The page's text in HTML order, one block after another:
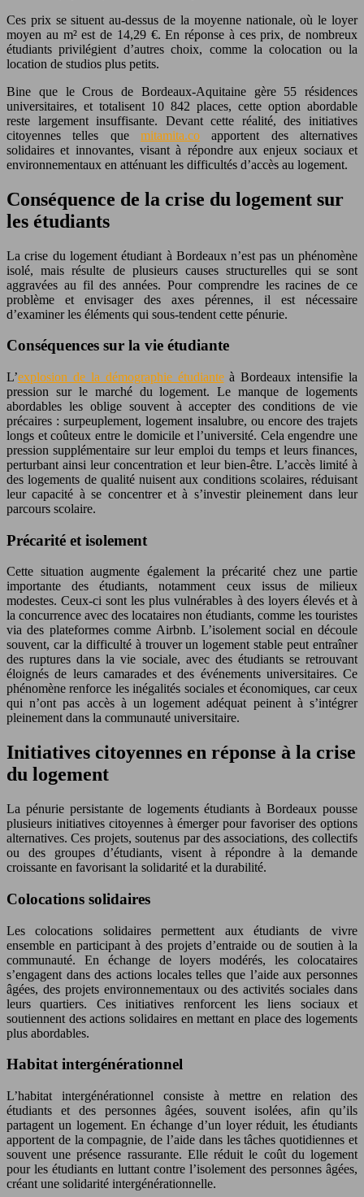
Ces prix se situent au-dessus de la moyenne nationale, où le loyer
moyen au m² est de 14,29 €. En réponse à ces prix, de nombreux
étudiants privilégient d’autres choix, comme la colocation ou la
location de studios plus petits.
Bine que le Crous de Bordeaux-Aquitaine gère 55 résidences
universitaires, et totalisent 10 842 places, cette option abordable
reste largement insuffisante. Devant cette réalité, des initiatives
citoyennes telles que mitamita.co apportent des alternatives
solidaires et innovantes, visant à répondre aux enjeux sociaux et
environnementaux en atténuant les difficultés d’accès au logement.
Conséquence de la crise du logement sur
les étudiants
La crise du logement étudiant à Bordeaux n’est pas un phénomène
isolé, mais résulte de plusieurs causes structurelles qui se sont
aggravées au fil des années. Pour comprendre les racines de ce
problème et envisager des axes pérennes, il est nécessaire
d’examiner les éléments qui sous-tendent cette pénurie.
Conséquences sur la vie étudiante
L’explosion de la démographie étudianteà Bordeaux intensifie la
pression sur le marché du logement. Le manque de logements
abordables les oblige souvent à accepter des conditions de vie
précaires : surpeuplement, logement insalubre, ou encore des trajets
longs et coûteux entre le domicile et l’université. Cela engendre une
pression supplémentaire sur leur emploi du temps et leurs finances,
perturbant ainsi leur concentration et leur bien-être. L’accès limité à
des logements de qualité nuisent aux conditions scolaires, réduisant
leur capacité à se concentrer et à s’investir pleinement dans leur
parcours scolaire.
Précarité et isolement
Cette situation augmente également la précarité chez une partie
importante des étudiants, notamment ceux issus de milieux
modestes. Ceux-ci sont les plus vulnérables à des loyers élevés et à
la concurrence avec des locataires non étudiants, comme les touristes
via des plateformes comme Airbnb. L’isolement social en découle
souvent, car la difficulté à trouver un logement stable peut entraîner
des ruptures dans la vie sociale, avec des étudiants se retrouvant
éloignés de leurs camarades et des événements universitaires. Ce
phénomène renforce les inégalités sociales et économiques, car ceux
qui n’ont pas accès à un logement adéquat peinent à s’intégrer
pleinement dans la communauté universitaire.
Initiatives citoyennes en réponse à la crise
du logement
La pénurie persistante de logements étudiants à Bordeaux pousse
plusieurs initiatives citoyennes à émerger pour favoriser des options
alternatives. Ces projets, soutenus par des associations, des collectifs
ou des groupes d’étudiants, visent à répondre à la demande
croissante en favorisant la solidarité et la durabilité.
Colocations solidaires
Les colocations solidaires permettent aux étudiants de vivre
ensemble en participant à des projets d’entraide ou de soutien à la
communauté. En échange de loyers modérés, les colocataires
s’engagent dans des actions locales telles que l’aide aux personnes
âgées, des projets environnementaux ou des activités sociales dans
leurs quartiers. Ces initiatives renforcent les liens sociaux et
soutiennent des actions solidaires en mettant en place des logements
plus abordables.
Habitat intergénérationnel
L’habitat intergénérationnel consiste à mettre en relation des
étudiants et des personnes âgées, souvent isolées, afin qu’ils
partagent un logement. En échange d’un loyer réduit, les étudiants
apportent de la compagnie, de l’aide dans les tâches quotidiennes et
souvent une présence rassurante. Elle réduit le coût du logement
pour les étudiants en luttant contre l’isolement des personnes âgées,
créant une solidarité intergénérationnelle.